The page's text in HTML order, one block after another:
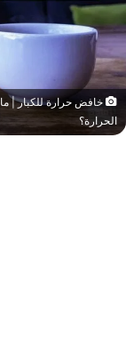
خافض حرارة للكبار |
الحرارة؟